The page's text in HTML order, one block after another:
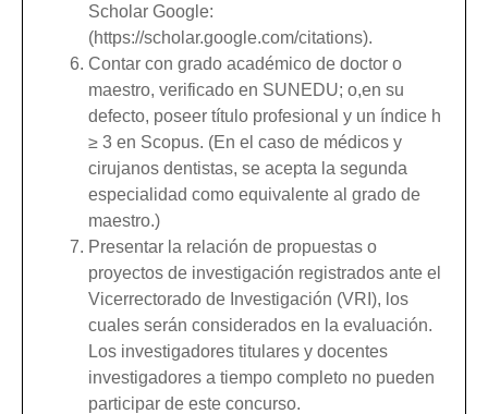
Scholar Google:
(https://scholar.google.com/citations).
Contar con grado académico de doctor o
maestro, verificado en SUNEDU; o,en su
defecto, poseer título profesional y un índice h
≥ 3 en Scopus. (En el caso de médicos y
cirujanos dentistas, se acepta la segunda
especialidad como equivalente al grado de
maestro.)
Presentar la relación de propuestas o
proyectos de investigación registrados ante el
Vicerrectorado de Investigación (VRI), los
cuales serán considerados en la evaluación.
Los investigadores titulares y docentes
investigadores a tiempo completo no pueden
participar de este concurso.